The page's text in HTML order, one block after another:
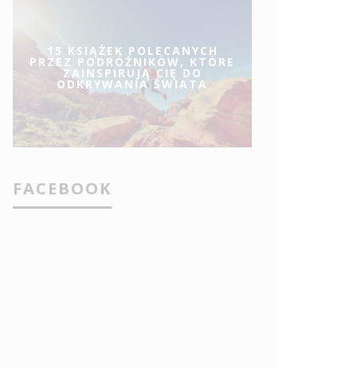
15 KSIĄŻEK POLECANYCH
PRZEZ PODRÓŻNIKÓW, KTÓRE
ZAINSPIRUJĄ CIĘ DO
ODKRYWANIA ŚWIATA
FACEBOOK